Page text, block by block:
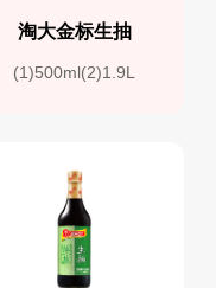
淘大金标生抽
(1)500ml(2)1.9L